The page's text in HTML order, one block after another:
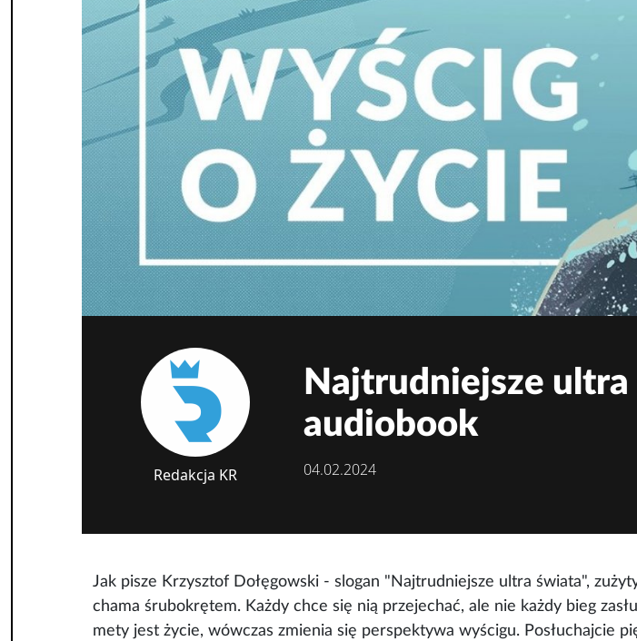
Redakcja KR
Najtrudniejsze ultra
audiobook
04.02.2024
Jak pisze Krzysztof Dołęgowski - slogan "Najtrudniejsze ultra świata",
chama śrubokrętem. Każdy chce się nią przejechać, ale nie każdy bieg
mety jest życie, wówczas zmienia się perspektywa wyścigu. Posłuchajcie